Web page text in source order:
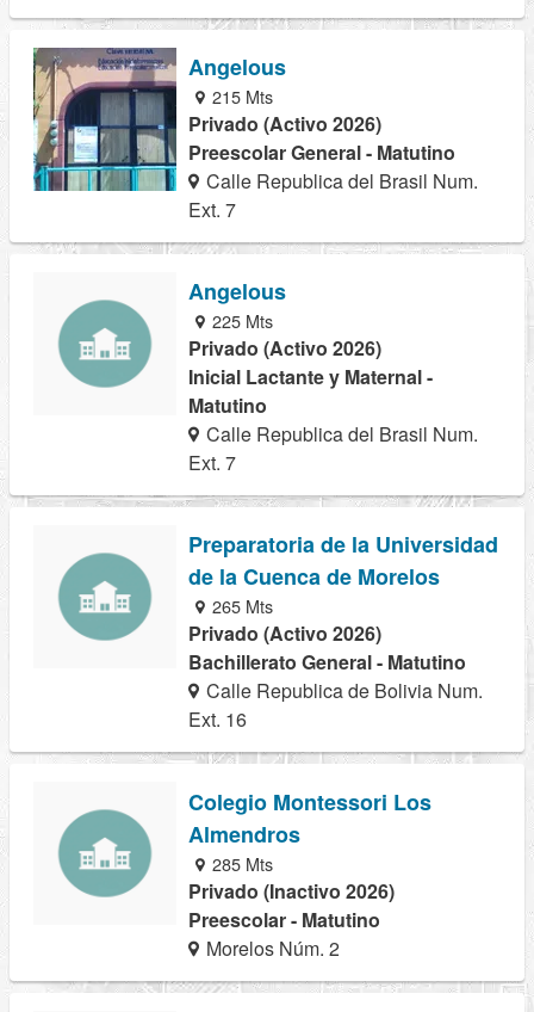
Angelous
215 Mts
Privado (Activo 2026)
Preescolar General - Matutino
Calle Republica del Brasil Num.
Ext. 7
Angelous
225 Mts
Privado (Activo 2026)
Inicial Lactante y Maternal -
Matutino
Calle Republica del Brasil Num.
Ext. 7
Preparatoria de la Universidad
de la Cuenca de Morelos
265 Mts
Privado (Activo 2026)
Bachillerato General - Matutino
Calle Republica de Bolivia Num.
Ext. 16
Colegio Montessori Los
Almendros
285 Mts
Privado (Inactivo 2026)
Preescolar - Matutino
Morelos Núm. 2